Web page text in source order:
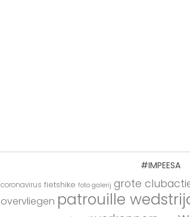
#IMPEESA
coronavirus fietshike foto galerij grote
overvliegen patrouille